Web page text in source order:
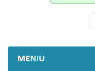
MENIU